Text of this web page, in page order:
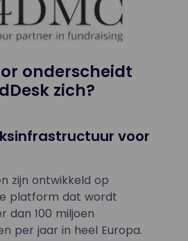
onderscheidt
zich?
voor
zijn ontwikkeld op
platform dat wordt
dan 100 miljoen
per jaar in heel Europa.